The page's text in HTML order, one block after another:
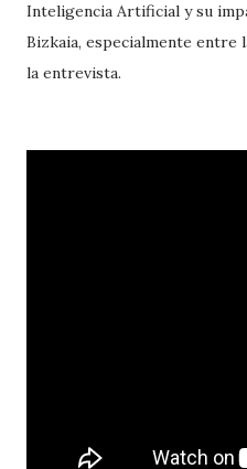
Inteligencia Artificial y su
Bizkaia, especialmente entre
la entrevista.